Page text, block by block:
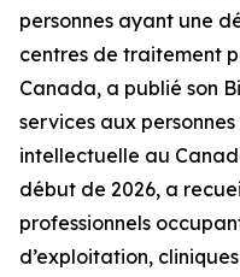
personnes ayant une
centres de traitement
Canada, a publié son
services aux
intellectuelle au
début de 2026, a
professionnels
d’exploitation,